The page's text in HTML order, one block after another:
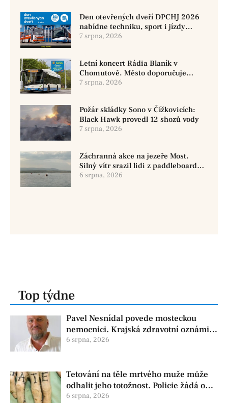
Den otevřených dveří DPCHJ 2026
nabídne techniku, sport i jízdy
historickými vozy
7 srpna, 2026
Letní koncert Rádia Blaník v
Chomutově. Město doporučuje
využít MHD
7 srpna, 2026
Požár skládky Sono v Čížkovicích:
Black Hawk provedl 12 shozů vody
7 srpna, 2026
Záchranná akce na jezeře Most.
Silný vítr srazil lidi z paddleboardů,
dvě osoby se pohřešují
6 srpna, 2026
Top týdne
Pavel Nesnídal povede mosteckou
nemocnici. Krajská zdravotní oznámila
změnu ve vedení
6 srpna, 2026
Tetování na těle mrtvého muže může
odhalit jeho totožnost. Policie žádá o
pomoc
6 srpna, 2026